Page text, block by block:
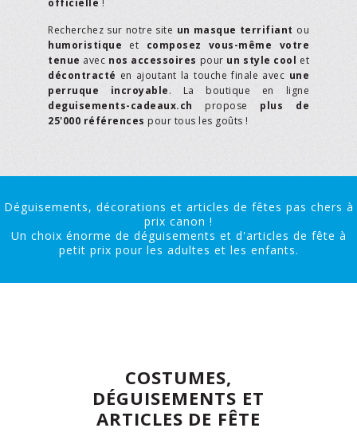
Recherchez sur notre site un masque terrifiant ou
humoristique et composez vous-même votre
tenue avec nos accessoires pour un style cool et
décontracté en ajoutant la touche finale avec une
perruque incroyable. La boutique en ligne
deguisements-cadeaux.ch propose plus de
25'000 références pour tous les goûts !
Déguisements, décorations et articles de fêtes pas chers à
prix canon !
Un choix énorme de déguisements et d'articles de fête à
petit prix pour les adultes et les enfants.
COSTUMES,
DÉGUISEMENTS ET
ARTICLES DE FÊTE